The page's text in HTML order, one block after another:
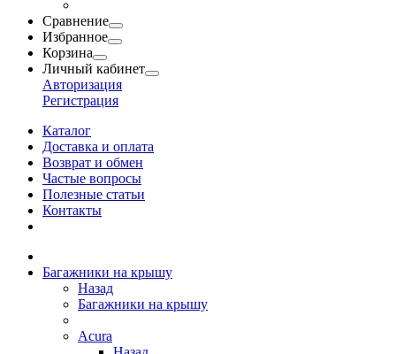
Сравнение
Избранное
Корзина
Личный кабинет
Авторизация
Регистрация
Каталог
Доставка и оплата
Возврат и обмен
Частые вопросы
Полезные статьи
Контакты
Багажники на крышу
Назад
Багажники на крышу
Acura